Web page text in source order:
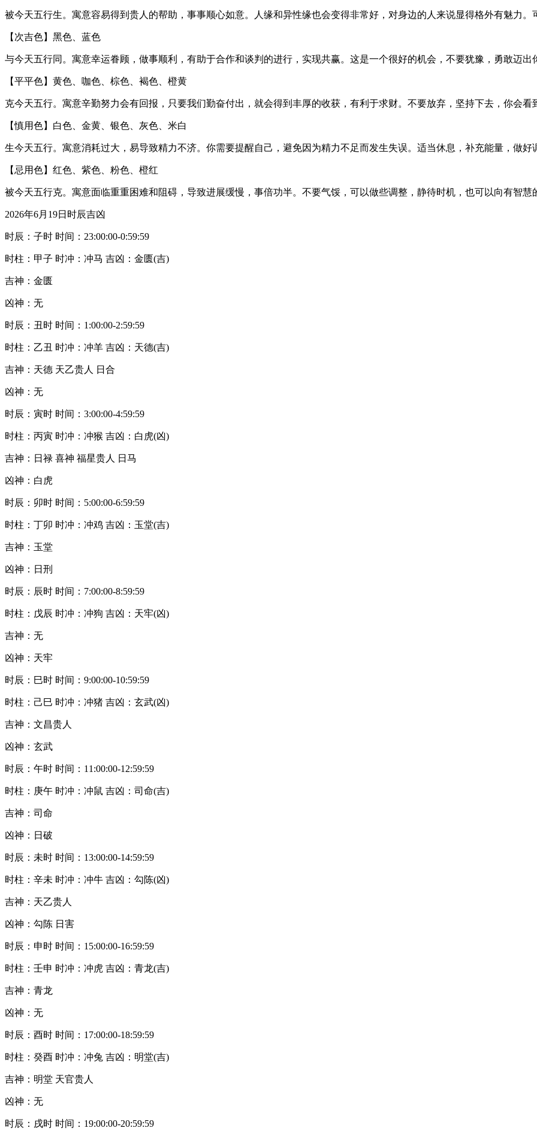
被今天五行生。寓意容易得到贵人的帮助，事事顺心如意。人缘和异性缘也会变得非常好，对身边的人来说显得格外有魅力。
【次吉色】黑色、蓝色
与今天五行同。寓意幸运眷顾，做事顺利，有助于合作和谈判的进行，实现共赢。这是一个很好的机会，不要犹豫，勇敢迈出
【平平色】黄色、咖色、棕色、褐色、橙黄
克今天五行。寓意辛勤努力会有回报，只要我们勤奋付出，就会得到丰厚的收获，有利于求财。不要放弃，坚持下去，你会看
【慎用色】白色、金黄、银色、灰色、米白
生今天五行。寓意消耗过大，易导致精力不济。你需要提醒自己，避免因为精力不足而发生失误。适当休息，补充能量，做好
【忌用色】红色、紫色、粉色、橙红
被今天五行克。寓意面临重重困难和阻碍，导致进展缓慢，事倍功半。不要气馁，可以做些调整，静待时机，也可以向有智慧
2026年6月19日时辰吉凶
时辰：子时 时间：23:00:00-0:59:59
时柱：甲子 时冲：冲马 吉凶：金匮(吉)
吉神：金匮
凶神：无
时辰：丑时 时间：1:00:00-2:59:59
时柱：乙丑 时冲：冲羊 吉凶：天德(吉)
吉神：天德 天乙贵人 日合
凶神：无
时辰：寅时 时间：3:00:00-4:59:59
时柱：丙寅 时冲：冲猴 吉凶：白虎(凶)
吉神：日禄 喜神 福星贵人 日马
凶神：白虎
时辰：卯时 时间：5:00:00-6:59:59
时柱：丁卯 时冲：冲鸡 吉凶：玉堂(吉)
吉神：玉堂
凶神：日刑
时辰：辰时 时间：7:00:00-8:59:59
时柱：戊辰 时冲：冲狗 吉凶：天牢(凶)
吉神：无
凶神：天牢
时辰：巳时 时间：9:00:00-10:59:59
时柱：己巳 时冲：冲猪 吉凶：玄武(凶)
吉神：文昌贵人
凶神：玄武
时辰：午时 时间：11:00:00-12:59:59
时柱：庚午 时冲：冲鼠 吉凶：司命(吉)
吉神：司命
凶神：日破
时辰：未时 时间：13:00:00-14:59:59
时柱：辛未 时冲：冲牛 吉凶：勾陈(凶)
吉神：天乙贵人
凶神：勾陈 日害
时辰：申时 时间：15:00:00-16:59:59
时柱：壬申 时冲：冲虎 吉凶：青龙(吉)
吉神：青龙
凶神：无
时辰：酉时 时间：17:00:00-18:59:59
时柱：癸酉 时冲：冲兔 吉凶：明堂(吉)
吉神：明堂 天官贵人
凶神：无
时辰：戌时 时间：19:00:00-20:59:59